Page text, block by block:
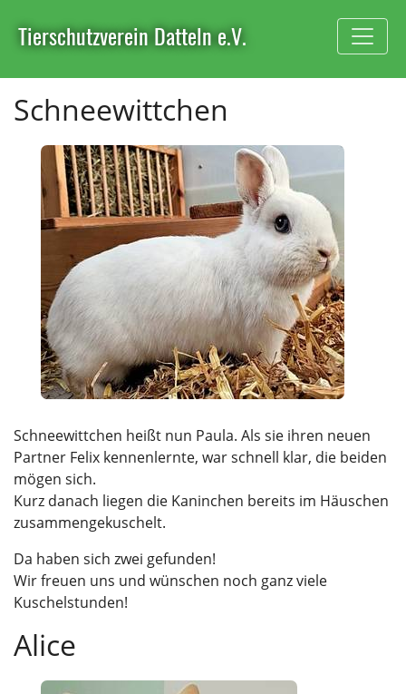
Tierschutzverein Datteln e.V.
Schneewittchen
Schneewittchen heißt nun Paula. Als sie ihren neuen
Partner Felix kennenlernte, war schnell klar, die beiden
mögen sich.
Kurz danach liegen die Kaninchen bereits im Häuschen
zusammengekuschelt.
Da haben sich zwei gefunden!
Wir freuen uns und wünschen noch ganz viele
Kuschelstunden!
Alice